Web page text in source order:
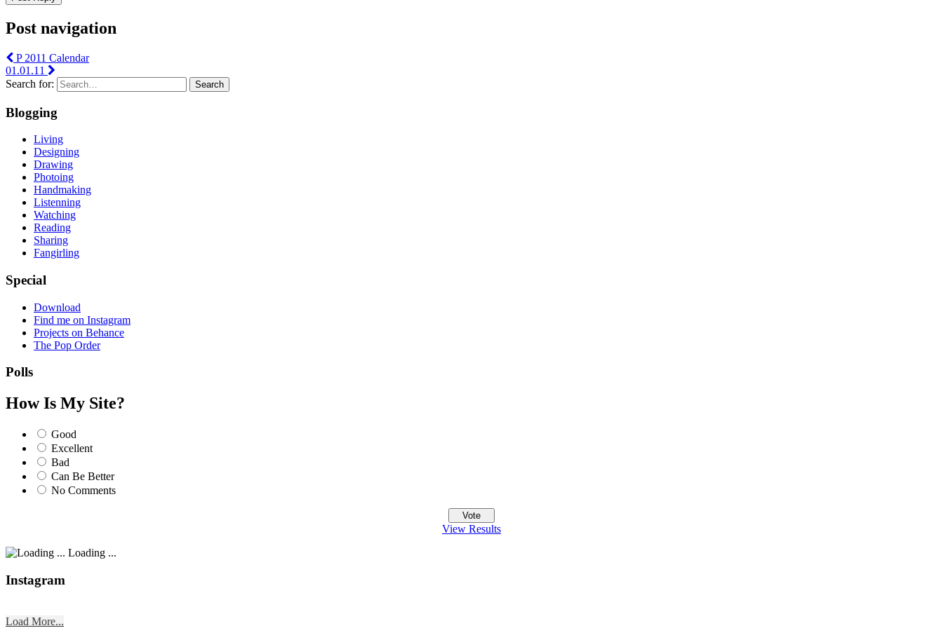
Post navigation
P 2011 Calendar
01.01.11
Search for:
Search
Blogging
Living
Designing
Drawing
Photoing
Handmaking
Listenning
Watching
Reading
Sharing
Fangirling
Special
Download
Find me on Instagram
Projects on Behance
The Pop Order
Polls
How Is My Site?
Good
Excellent
Bad
Can Be Better
No Comments
View Results
Loading ...
Instagram
Load More...